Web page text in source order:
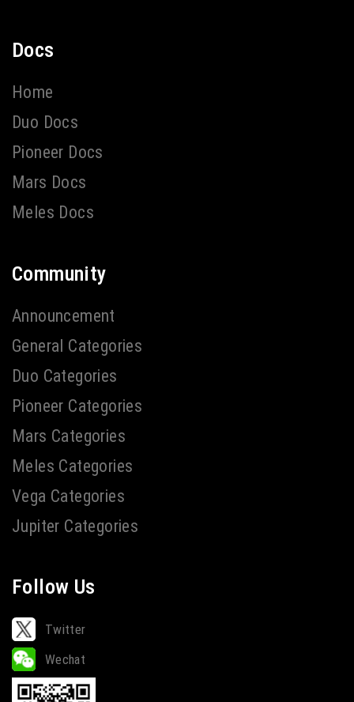
Docs
Home
Duo Docs
Pioneer Docs
Mars Docs
Meles Docs
Community
Announcement
General Categories
Duo Categories
Pioneer Categories
Mars Categories
Meles Categories
Vega Categories
Jupiter Categories
Follow Us
Twitter
Wechat